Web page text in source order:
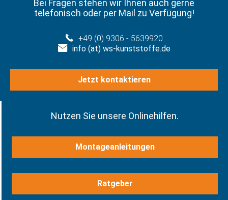
Bei Fragen stehen wir Ihnen auch gerne
telefonisch oder per Mail zu Verfügung!
+49 (0) 9306 - 5639920
info (at) ws-kunststoffe.de
Jetzt kontaktieren
Nutzen Sie unsere Onlinehilfen.
Montageanleitungen
Ratgeber